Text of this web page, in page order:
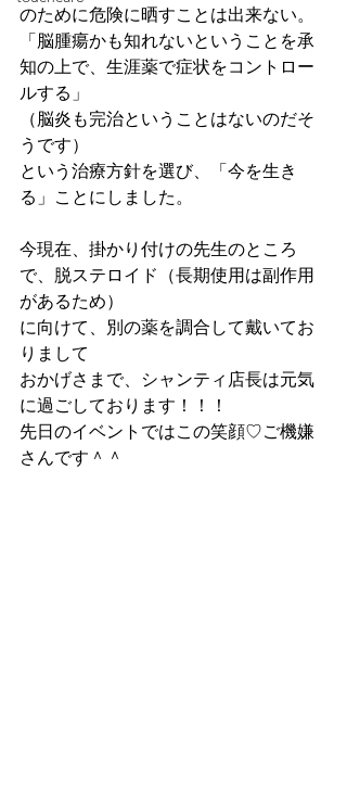
のために危険に晒すことは出来ない。
「脳腫瘍かも知れないということを承
知の上で、生涯薬で症状をコントロー
ルする」
（脳炎も完治ということはないのだそ
うです）
という治療方針を選び、「今を生き
る」ことにしました。
今現在、掛かり付けの先生のところ
で、脱ステロイド（長期使用は副作用
があるため）
に向けて、別の薬を調合して戴いてお
りまして
おかげさまで、シャンティ店長は元気
に過ごしております！！！
先日のイベントではこの笑顔♡ご機嫌
さんです＾＾